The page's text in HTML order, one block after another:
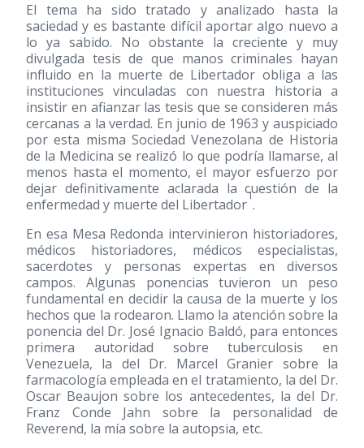
El tema ha sido tratado y analizado hasta la
saciedad y es bastante difícil aportar algo nuevo a
lo ya sabido. No obstante la creciente y muy
divulgada tesis de que manos criminales hayan
influido en la muerte de Libertador obliga a las
instituciones vinculadas con nuestra historia a
insistir en afianzar las tesis que se consideren más
cercanas a la verdad. En junio de 1963 y auspiciado
por esta misma Sociedad Venezolana de Historia
de la Medicina se realizó lo que podría llamarse, al
menos hasta el momento, el mayor esfuerzo por
dejar definitivamente aclarada la cuestión de la
enfermedad y muerte del Libertador
1
.
En esa Mesa Redonda intervinieron historiadores,
médicos historiadores, médicos especialistas,
sacerdotes y personas expertas en diversos
campos. Algunas ponencias tuvieron un peso
fundamental en decidir la causa de la muerte y los
hechos que la rodearon. Llamo la atención sobre la
ponencia del Dr. José Ignacio Baldó, para entonces
primera autoridad sobre tuberculosis en
Venezuela, la del Dr. Marcel Granier sobre la
farmacología empleada en el tratamiento, la del Dr.
Oscar Beaujon sobre los antecedentes, la del Dr.
Franz Conde Jahn sobre la personalidad de
Reverend, la mía sobre la autopsia, etc.